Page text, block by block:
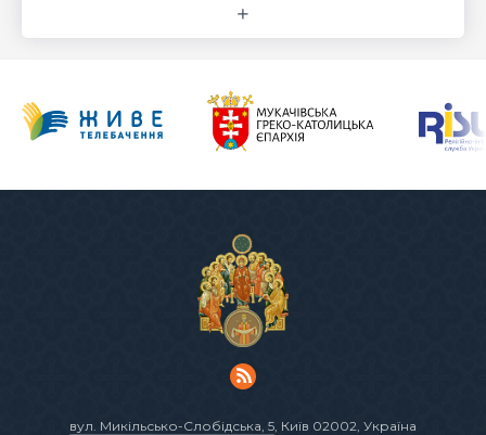
вул. Микільсько-Слобідська, 5 , Київ 02002, Україна